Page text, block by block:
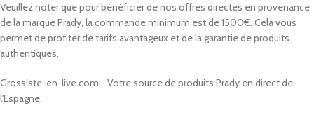
Veuillez noter que pour bénéficier de nos offres directes en provenance
de la marque Prady, la commande minimum est de 1500€. Cela vous
permet de profiter de tarifs avantageux et de la garantie de produits
authentiques.
Grossiste-en-live.com - Votre source de produits Prady en direct de
l'Espagne.